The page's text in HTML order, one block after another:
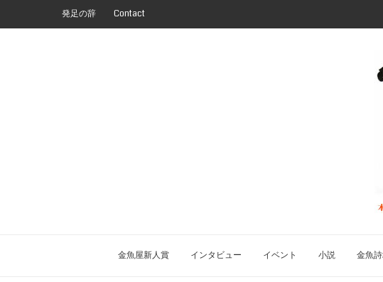
発足の辞 Contact
金魚屋新人賞 インタビュー イベント 小説 金魚